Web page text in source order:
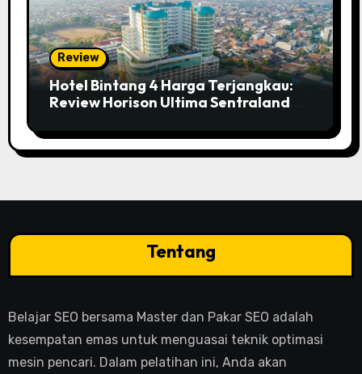
Review
Hotel Bintang 4 Harga Terjangkau:
Review Horison Ultima Sentraland
Tentang
Belajar SEO bersama Master dan Pakar SEO adalah
kesempatan emas untuk menguasai teknik optimasi
mesin pencari. Dalam pelatihan ini, Anda akan